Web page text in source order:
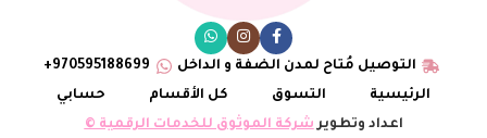
التوصيل مُتاح لمدن الضفة و الداخل
970595188699+
الرئيسية
التسوق كل الأقسام
حسابي
اعداد وتطويرشركة الموثوق للخدمات الرقمية ©